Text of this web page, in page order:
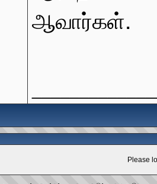
ஆவார்கள்.
Please